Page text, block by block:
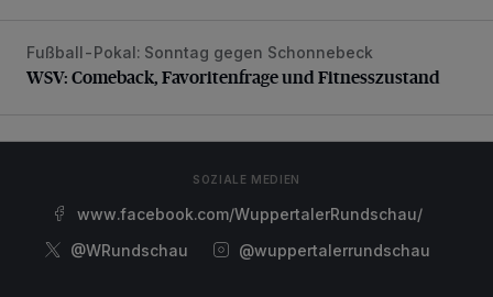
WSV: Comeback, Favoritenfrage und Fitnesszustand
Fußball-Pokal: Sonntag gegen Schonnebeck
WSV: Comeback, Favoritenfrage und Fitnesszustand
SOZIALE MEDIEN
www.facebook.com/WuppertalerRundschau/
@WRundschau
@wuppertalerrundschau